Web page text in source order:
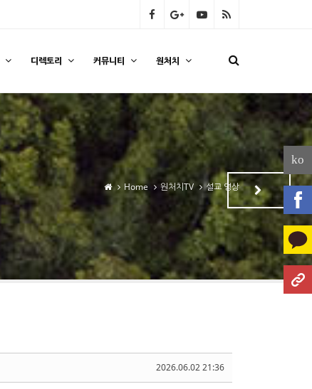
디렉토리 커뮤니티 원처치
Home 원처치TV 설교 영상
2026.06.02 21:36
ko